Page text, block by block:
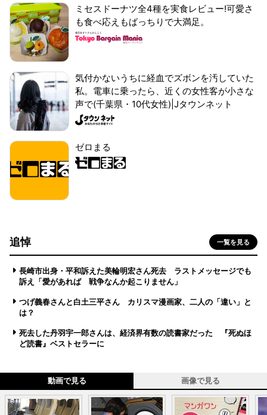
ミセスドーナツ全4種を実食レビュー!可愛さ
も食べ応えもばっちりで大満足。
気付かないうちに経血でズボンを汚していた
私。電車に乗ったら、近くの女性客が小さな
声で(千葉県・10代女性)|Jタウンネット
ゼロまる
追悼 一覧を見る
長崎市出身・平和訴えた美輪明宏さん死去 ラストメッセージでも
訴え「愛があれば 戦争なんか起こりません」
つげ義春さんと白土三平さん カリスマ漫画家、二人の「違い」と
は？
死去した丹羽宇一郎さんは、経済界有数の読書家だった 『死ぬほ
ど読書』ベストセラーに
動画で見る 画像で見る